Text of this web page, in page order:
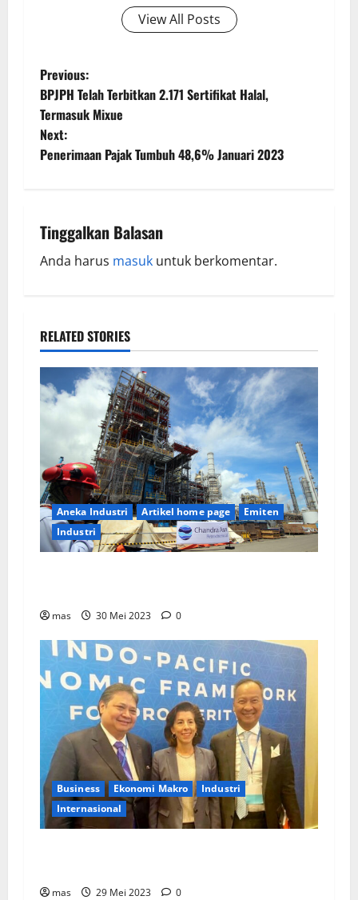
View All Posts
Previous:
BPJPH Telah Terbitkan 2.171 Sertifikat Halal,
Termasuk Mixue
Next:
Penerimaan Pajak Tumbuh 48,6% Januari 2023
Tinggalkan Balasan
Anda harus masuk untuk berkomentar.
RELATED STORIES
Aneka Industri Artikel home page
Emiten
Industri
mas 30 Mei 2023 0
Business Ekonomi Makro
Industri
Internasional
mas 29 Mei 2023 0